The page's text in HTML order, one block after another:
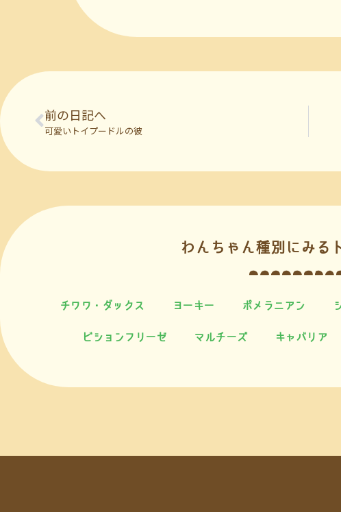
前の日記へ
可愛いトイプードルの彼
わんちゃん種別にみる
チワワ・ダックス ヨーキー ポメラニアン
ビションフリーゼ マルチーズ キャバリア